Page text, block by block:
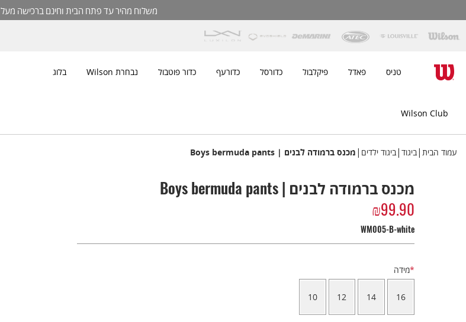
משלוח מהיר עד פתח הבית וחינם ברכישה מעל 449 ₪
טניס פאדל פיקלבול כדורסל כדורעף כדור פוטבול נבחרת Wilson בלוג
Wilson Club
עמוד הבית |ביגוד |ביגוד ילדים | מכנס ברמודה לבנים | Boys bermuda pants
מכנס ברמודה לבנים | Boys bermuda pants
₪99.90
WM005-B-white
*מידה
16
14
12
10